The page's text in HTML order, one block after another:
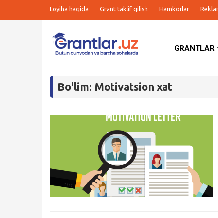
Loyiha haqida Grant taklif qilish Hamkorlar
GRANTLAR
Bo'lim: Motivatsion xat